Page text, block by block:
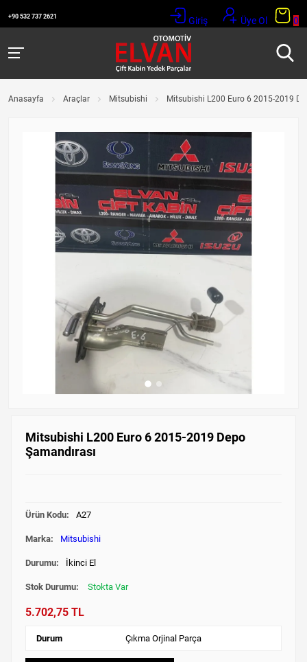
+90 532 737 2621 Giriş Üye Ol 0
Anasayfa Araçlar Mitsubishi Mitsubishi L200 Euro 6 2015-2019
Mitsubishi L200 Euro 6 2015-2019 Depo
Şamandırası
Ürün Kodu: A27
Marka: Mitsubishi
Durumu: İkinci El
Stok Durumu: Stokta Var
5.702,75 TL
Durum Çıkma Orjinal Parça